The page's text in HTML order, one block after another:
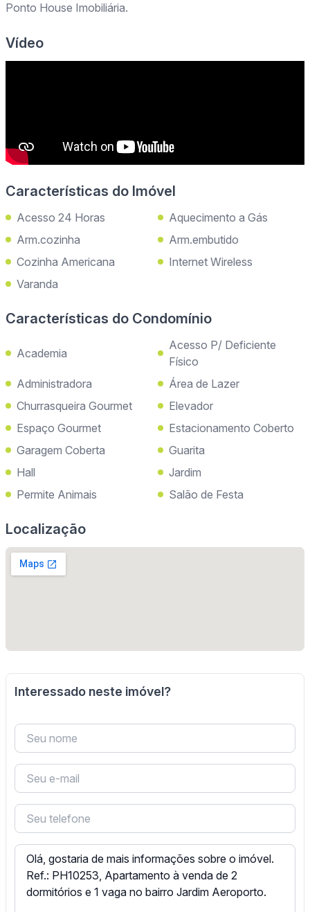
Ponto House Imobiliária.
Vídeo
Características do Imóvel
Acesso 24 Horas
Aquecimento a Gás
Arm.cozinha
Arm.embutido
Cozinha Americana
Internet Wireless
Varanda
Características do Condomínio
Academia
Acesso P/ Deficiente
Físico
Administradora
Área de Lazer
Churrasqueira Gourmet
Elevador
Espaço Gourmet
Estacionamento Coberto
Garagem Coberta
Guarita
Hall
Jardim
Permite Animais
Salão de Festa
Localização
Interessado neste imóvel?